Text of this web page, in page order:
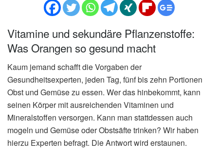
Vitamine und sekundäre Pflanzenstoffe:
Was Orangen so gesund macht
Kaum jemand schafft die Vorgaben der
Gesundheitsexperten, jeden Tag, fünf bis zehn Portionen
Obst und Gemüse zu essen. Wer das hinbekommt, kann
seinen Körper mit ausreichenden Vitaminen und
Mineralstoffen versorgen. Kann man stattdessen auch
mogeln und Gemüse oder Obstsäfte trinken? Wir haben
hierzu Experten befragt. Die Antwort wird erstaunen.